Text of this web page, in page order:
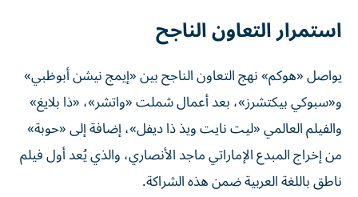
استمرار التعاون الناجح
يواصل «هوكم» نهج التعاون الناجح بين «إيمج نيشن أبوظبي»
و«سبوكي بيكتشرز»، بعد أعمال شملت «واتشر»، «ذا بلايغ»
والفيلم العالمي «ليت نايت ويذ ذا ديفل»، إضافة إلى «حوبة»
من إخراج المبدع الإماراتي ماجد الأنصاري، والذي يُعد أول فيلم
ناطق باللغة العربية ضمن هذه الشراكة.